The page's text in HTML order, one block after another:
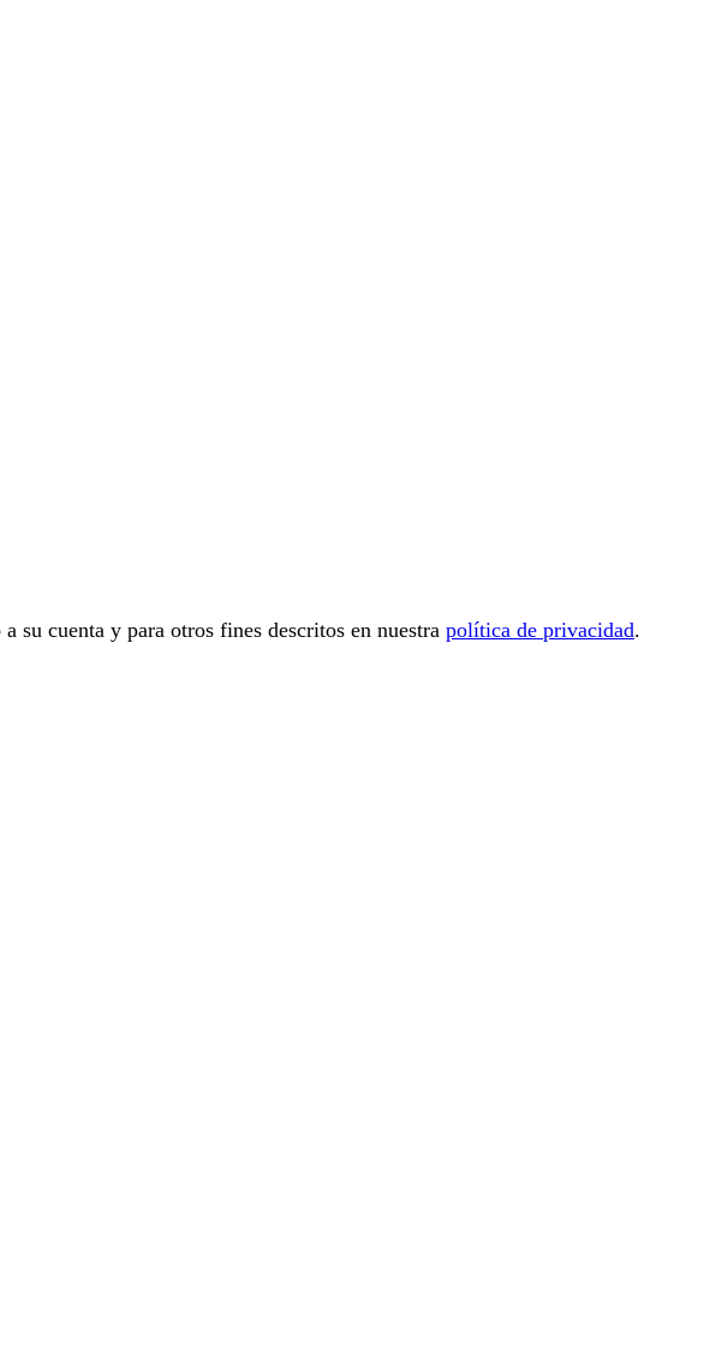
su cuenta y para otros fines descritos en nuestra política de privacidad.